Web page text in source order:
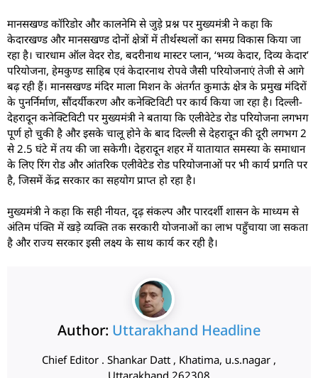
मानसखण्ड कॉरिडोर और कालनेमि से जुड़े प्रश्न पर मुख्यमंत्री ने कहा कि
केदारखण्ड और मानसखण्ड दोनों क्षेत्रों में तीर्थस्थलों का समग्र विकास किया जा
रहा है। चारधाम ऑल वेदर रोड, बदरीनाथ मास्टर प्लान, ‘भव्य केदार, दिव्य केदार’
परियोजना, हेमकुण्ड साहिब एवं केदारनाथ रोपवे जैसी परियोजनाएं तेजी से आगे
बढ़ रही हैं। मानसखण्ड मंदिर माला मिशन के अंतर्गत कुमाऊं क्षेत्र के प्रमुख मंदिरों
के पुनर्निर्माण, सौंदर्यीकरण और कनेक्टिविटी पर कार्य किया जा रहा है। दिल्ली-
देहरादून कनेक्टिविटी पर मुख्यमंत्री ने बताया कि एलीवेटेड रोड परियोजना लगभग
पूर्ण हो चुकी है और इसके चालू होने के बाद दिल्ली से देहरादून की दूरी लगभग 2
से 2.5 घंटे में तय की जा सकेगी। देहरादून शहर में यातायात समस्या के समाधान
के लिए रिंग रोड और आंतरिक एलीवेटेड रोड परियोजनाओं पर भी कार्य प्रगति पर
है, जिसमें केंद्र सरकार का सहयोग प्राप्त हो रहा है।
मुख्यमंत्री ने कहा कि सही नीयत, दृढ़ संकल्प और पारदर्शी शासन के माध्यम से
अंतिम पंक्ति में खड़े व्यक्ति तक सरकारी योजनाओं का लाभ पहुँचाया जा सकता
है और राज्य सरकार इसी लक्ष्य के साथ कार्य कर रही है।
Author: Uttarakhand Headline
Chief Editor . Shankar Datt , Khatima, u.s.nagar ,
Uttarakhand,262308